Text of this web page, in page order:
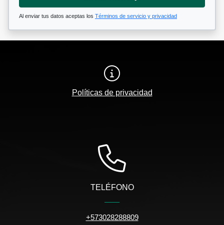
Al enviar tus datos aceptas los Términos de servicio y privacidad
Políticas de privacidad
TELÉFONO
+573028288809